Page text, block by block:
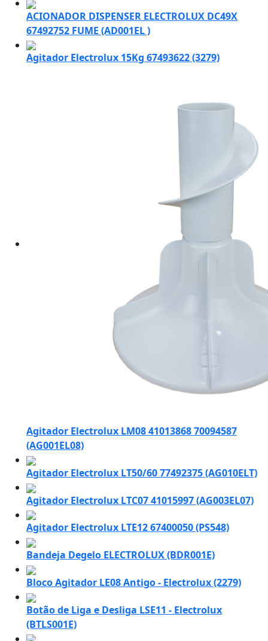
ACIONADOR DISPENSER ELECTROLUX DC49X
67492752 FUME (AD001EL )
Agitador Electrolux 15Kg 67493622 (3279)
Agitador Electrolux LM08 41013868 70094587
(AG001EL08)
Agitador Electrolux LT50/60 77492375 (AG010ELT)
Agitador Electrolux LTC07 41015997 (AG003EL07)
Agitador Electrolux LTE12 67400050 (PS548)
Bandeja Degelo ELECTROLUX (BDR001E)
Bloco Agitador LE08 Antigo - Electrolux (2279)
Botão de Liga e Desliga LSE11 - Electrolux
(BTLS001E)